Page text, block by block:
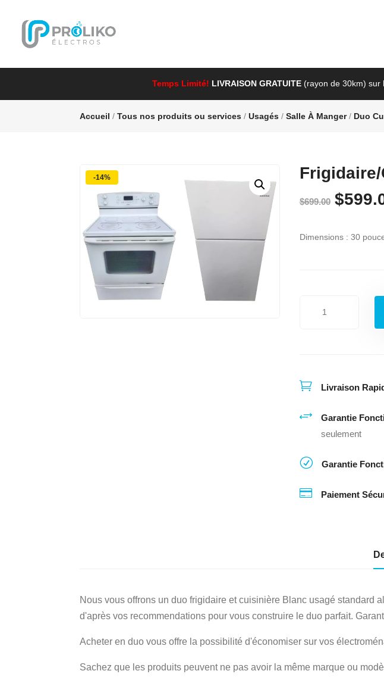
Temps Limité! LIVRAISON GRATUITE (rayon de 30km) sur
Accueil /Tous nos produits ou services /Usagés /Salle À Manger/ Duo
-14%
$699.00 Le
initial
$
Dimensions : 30
 Livraison
+ Garantie
seulement
R Garantie
 Paiement
Nous vous offrons un duo frigidaire et cuisinière Blanc usagé standard
d'après vos recommendations pour vous construire le duo parfait.
Acheter en duo vous offre la possibilité d'économiser sur vos
Sachez que les produits peuvent ne pas avoir la même marque ou